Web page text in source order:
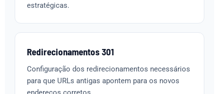
estratégicas.
Redirecionamentos 301
Configuração dos redirecionamentos necessários
para que URLs antigas apontem para os novos